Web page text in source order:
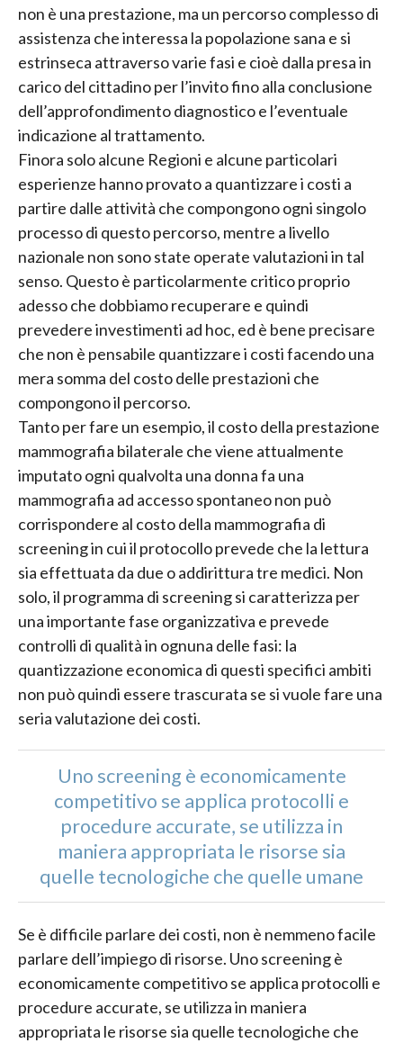
non è una prestazione, ma un percorso complesso di
assistenza che interessa la popolazione sana e si
estrinseca attraverso varie fasi e cioè dalla presa in
carico del cittadino per l’invito fino alla conclusione
dell’approfondimento diagnostico e l’eventuale
indicazione al trattamento.
Finora solo alcune Regioni e alcune particolari
esperienze hanno provato a quantizzare i costi a
partire dalle attività che compongono ogni singolo
processo di questo percorso, mentre a livello
nazionale non sono state operate valutazioni in tal
senso. Questo è particolarmente critico proprio
adesso che dobbiamo recuperare e quindi
prevedere investimenti ad hoc, ed è bene precisare
che non è pensabile quantizzare i costi facendo una
mera somma del costo delle prestazioni che
compongono il percorso.
Tanto per fare un esempio, il costo della prestazione
mammografia bilaterale che viene attualmente
imputato ogni qualvolta una donna fa una
mammografia ad accesso spontaneo non può
corrispondere al costo della mammografia di
screening in cui il protocollo prevede che la lettura
sia effettuata da due o addirittura tre medici. Non
solo, il programma di screening si caratterizza per
una importante fase organizzativa e prevede
controlli di qualità in ognuna delle fasi: la
quantizzazione economica di questi specifici ambiti
non può quindi essere trascurata se si vuole fare una
seria valutazione dei costi.
Uno screening è economicamente
competitivo se applica protocolli e
procedure accurate, se utilizza in
maniera appropriata le risorse sia
quelle tecnologiche che quelle umane
Se è difficile parlare dei costi, non è nemmeno facile
parlare dell’impiego di risorse. Uno screening è
economicamente competitivo se applica protocolli e
procedure accurate, se utilizza in maniera
appropriata le risorse sia quelle tecnologiche che